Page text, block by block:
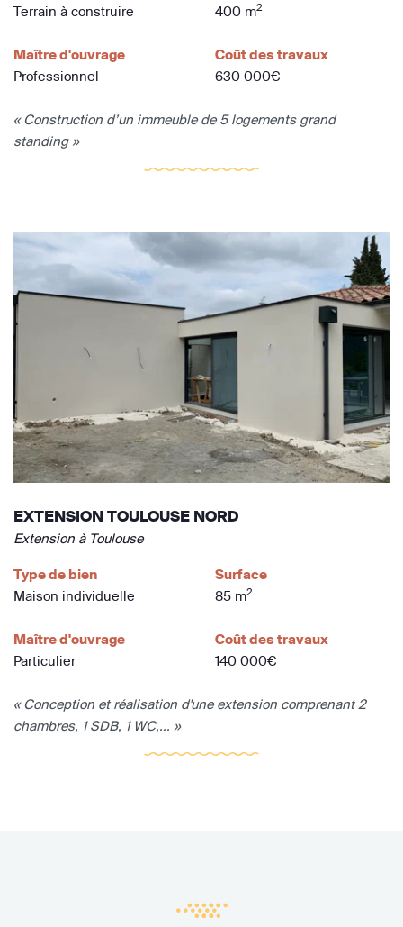
Terrain à construire
400 m2
Maître d'ouvrage
Professionnel
Coût des travaux
630 000€
« Construction d’un immeuble de 5 logements grand
standing »
EXTENSION TOULOUSE NORD
Extension à Toulouse
Type de bien
Maison individuelle
Surface
85 m2
Maître d'ouvrage
Particulier
Coût des travaux
140 000€
« Conception et réalisation d'une extension comprenant 2
chambres, 1 SDB, 1 WC,... »